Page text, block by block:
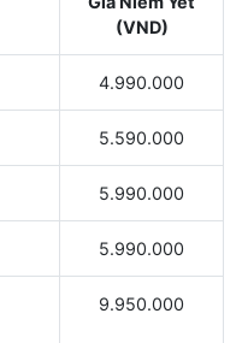
(VND)
4.990.000
5.590.000
5.990.000
5.990.000
9.950.000